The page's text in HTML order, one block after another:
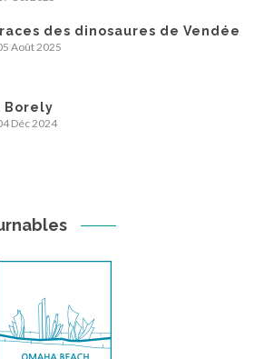
des dinosaures de Vendée
Août 2025
Borely
Déc 2024